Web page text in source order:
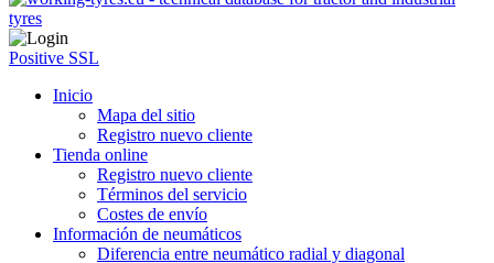
Positive SSL
Inicio
Mapa del sitio
Registro nuevo cliente
Tienda online
Registro nuevo cliente
Términos del servicio
Costes de envío
Información de neumáticos
Diferencia entre neumático radial y diagonal